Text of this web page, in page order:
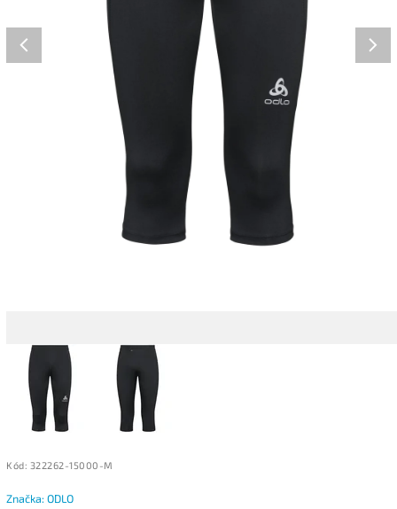
Kód: 322262-15000-M
Značka: ODLO